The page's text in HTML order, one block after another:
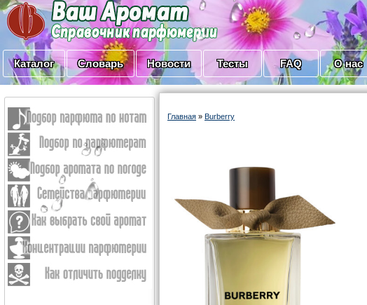
Каталог Словарь Новости Тесты FAQ О нас
Главная » Burberry